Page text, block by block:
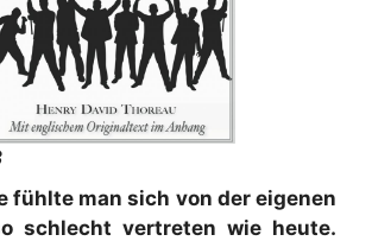
fühlte man sich von der eigenen
schlecht vertreten wie heute.